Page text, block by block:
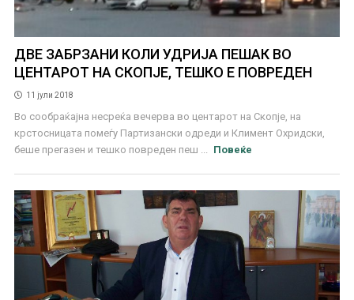
ДВЕ ЗАБРЗАНИ КОЛИ УДРИЈА ПЕШАК ВО
ЦЕНТАРОТ НА СКОПЈЕ, ТЕШКО Е ПОВРЕДЕН
11 јули 2018
Во сообраќајна несреќа вечерва во центарот на Скопје, на
крстосницата помеѓу Партизански одреди и Климент Охридски,
беше прегазен и тешко повреден пеш ...
Повеќе